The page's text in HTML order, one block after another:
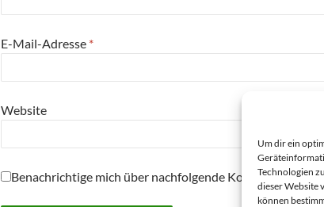
Um dir ein
Technologien
dieser Website
können
E-Mail-Adresse *
Website
Benachrichtige mich über nachfolgende Kommentare per